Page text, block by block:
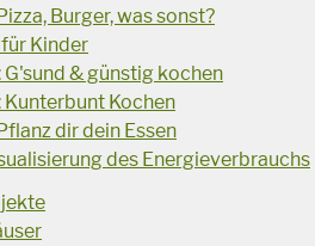
Burger, was sonst?
Kinder
& günstig kochen
Kochen
dir dein Essen
des Energieverbrauchs